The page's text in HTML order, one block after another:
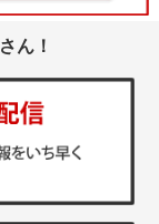
ん！